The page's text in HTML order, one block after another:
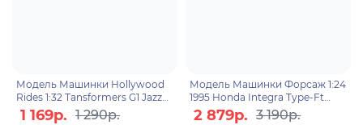
Модель Машинки Hollywood
Rides 1:32 Tansformers G1 Jazz
1976 Porsche 935 34793
1 169р. 1 290р.
Модель Машинки Форсаж 1:24
1995 Honda Integra Type-Ft
30739
2 879р. 3 190р.